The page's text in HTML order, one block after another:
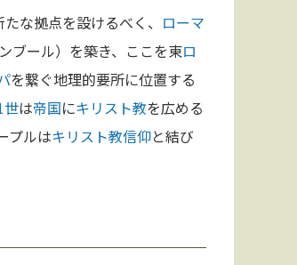
な拠点を設けるべく、 ローマ
ブール）を築き、ここを東ロ
を繋ぐ地理的要所に位置する
世は帝国にキリスト教を広める
プルはキリスト教信仰と結び